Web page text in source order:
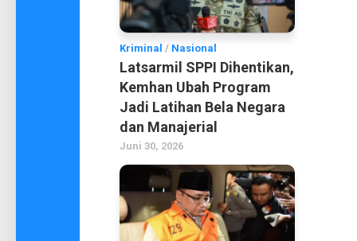
Kriminal / Nasional
Latsarmil SPPI Dihentikan,
Kemhan Ubah Program
Jadi Latihan Bela Negara
dan Manajerial
Juni 30, 2026